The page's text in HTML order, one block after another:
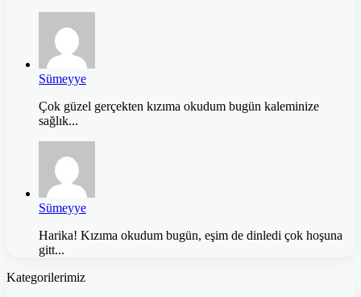
Sümeyye
Çok güzel gerçekten kızıma okudum bugün kaleminize
sağlık...
Sümeyye
Harika! Kızıma okudum bugün, eşim de dinledi çok hoşuna
gitt...
Kategorilerimiz